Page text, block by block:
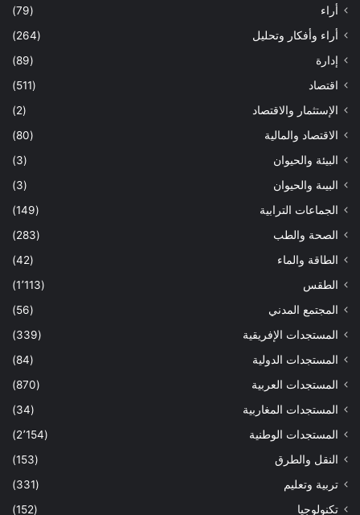
أراء
(79)
أراء وأفكار وتحليل
(264)
إدارة
(89)
اقتصاد
(511)
الإستثمار والاقتصاد
(2)
الاقتصاد والمالية
(80)
البيئة والحيوان
(3)
البيىة والحيوان
(3)
الجماعات الترابية
(149)
الصحة والطب
(283)
الطاقة والماء
(42)
الطقس
(1٬113)
المجتمع المدني
(56)
المستجدات الإفريقية
(339)
المستجدات الدولية
(84)
المستجدات العربية
(870)
المستجدات المغاربية
(34)
المستجدات الوطنية
(2٬154)
النقل والطرق
(153)
تربية وتعليم
(331)
تكنولوجيا
(152)